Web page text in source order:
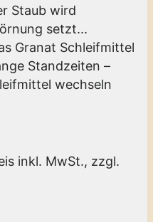
Staub wird
setzt...
Granat Schleifmittel
Standzeiten –
wechseln
inkl. MwSt., zzgl.